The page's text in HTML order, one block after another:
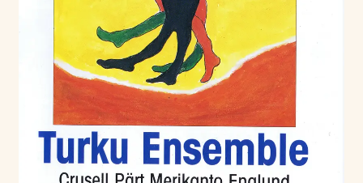
Konserttiliput